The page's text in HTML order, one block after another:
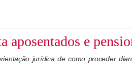
aposentados e
jurídica de como proceder